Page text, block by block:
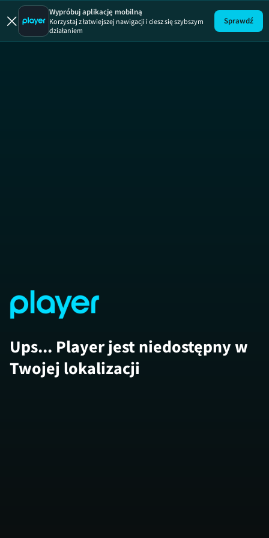
Wiem, co jem
Wypróbuj aplikację mobilną
Korzystaj z łatwiejszej nawigacji i ciesz się szybszym
działaniem
Sprawdź
Ups... Player jest niedostępny w
Twojej lokalizacji